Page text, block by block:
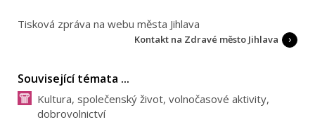
Tisková zpráva na webu města Jihlava
Kontakt na Zdravé město Jihlava
Související témata ...
Kultura, společenský život, volnočasové aktivity,
dobrovolnictví